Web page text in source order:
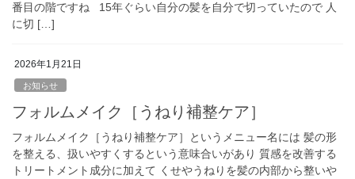
番目の階ですね 15年ぐらい自分の髪を自分で切っていたので 人
に切 […]
2026年1月21日
お知らせ
フォルムメイク［うねり補整ケア］
フォルムメイク［うねり補整ケア］というメニュー名には 髪の形
を整える、扱いやすくするという意味合いがあり 質感を改善する
トリートメント成分に加えて くせやうねりを髪の内部から整いや